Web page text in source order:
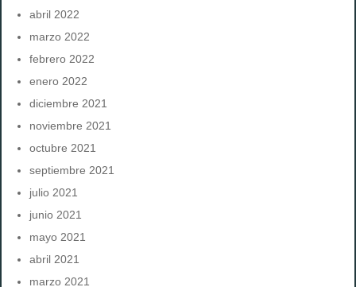
abril 2022
marzo 2022
febrero 2022
enero 2022
diciembre 2021
noviembre 2021
octubre 2021
septiembre 2021
julio 2021
junio 2021
mayo 2021
abril 2021
marzo 2021